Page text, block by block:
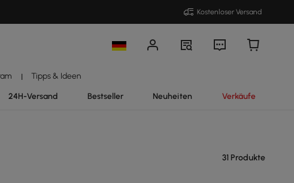
Kostenloser Versand
| Tipps & Ideen
24H-Versand Bestseller Neuheiten Verkäufe
31 Produkte